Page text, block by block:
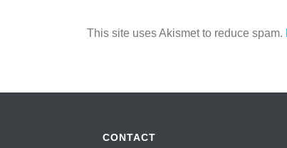
This site uses Akismet to reduce spam.
CONTACT